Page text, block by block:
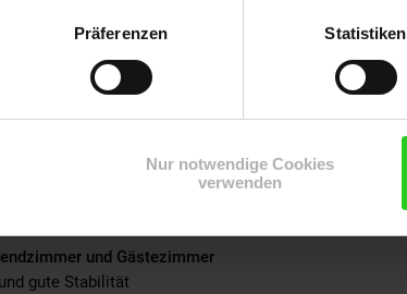
Präferenzen Statistiken
Nur notwendige Cookies
verwenden
Blick
cm
mit Umrandung
und Gästezimmer
und gute Stabilität